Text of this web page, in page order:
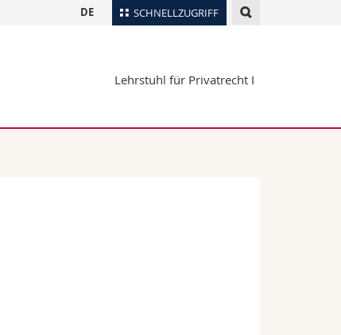
SCHNELLZUGRIFF
Ortsplan
Webmail
DE
Lehrstuhl für Privatrecht I